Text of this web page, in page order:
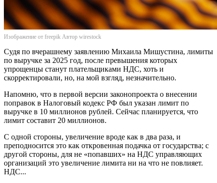
Изображение от freepik Автор wirestock
Судя по вчерашнему заявлению Михаила Мишустина, лимиты
по выручке за 2025 год, после превышения которых
упрощенцы станут плательщиками НДС, хоть и
скорректировали, но, на мой взгляд, незначительно.
Напомню, что в первой версии законопроекта о внесении
поправок в Налоговый кодекс РФ был указан лимит по
выручке в 10 миллионов рублей. Сейчас планируется, что
лимит составит 20 миллионов.
С одной стороны, увеличение вроде как в два раза, и
преподносится это как откровенная подачка от государства; с
другой стороны, для не «попавших» на НДС управляющих
организаций это увеличение лимита ни на что не повлияет.
НДС...